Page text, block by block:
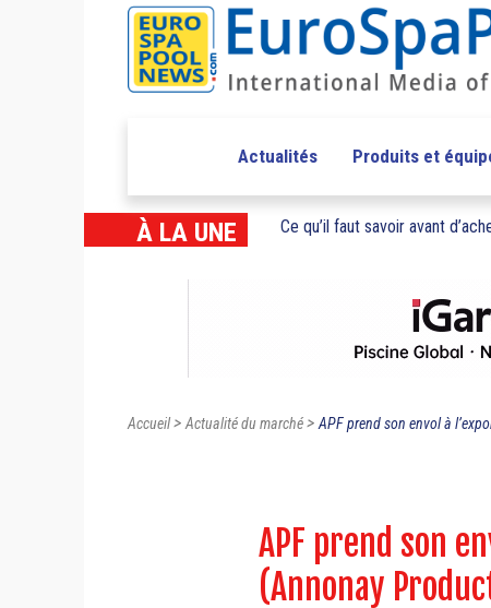
Actualités Produits et
À LA UNE Ce qu’il faut savoir avant
Accueil>Actualité du marché>APF prend son envol à
APF prend son
(Annonay